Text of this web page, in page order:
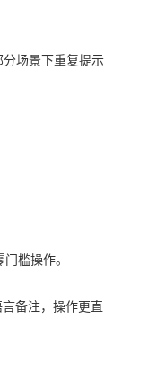
场景下重复提示
槛操作。
备注，操作更直